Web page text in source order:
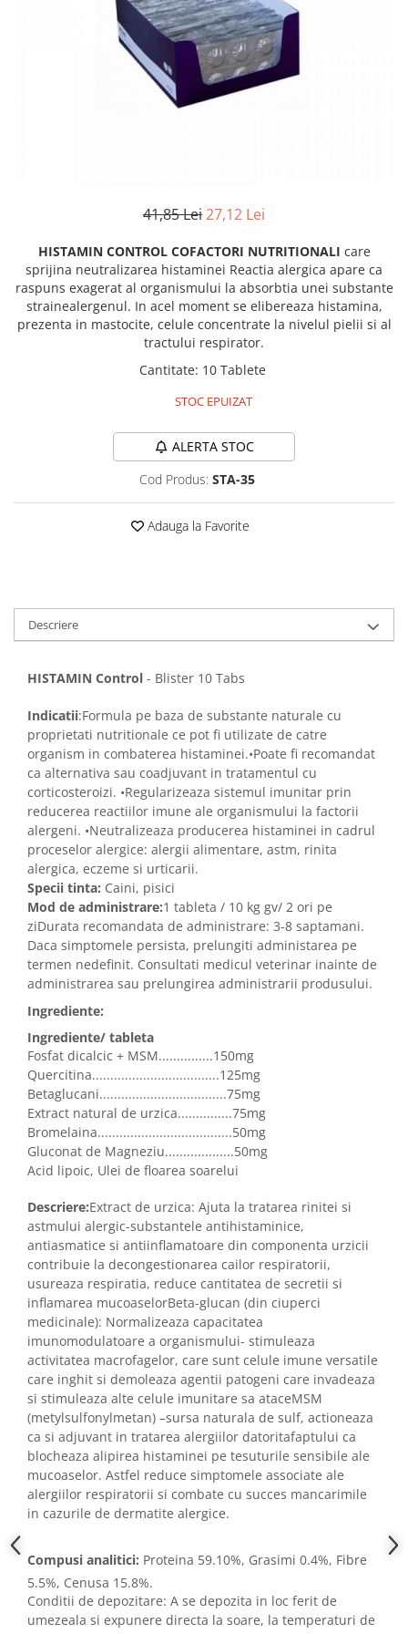
Antiparazitare interne si externe
Castroane si boluri pentru apa si
mancare
Custi transport - Caini
Hamuri, Lese si Zgarzi
Jucarii caini
Paturi, perne si cosuri pentru caini
Servetele Umede
Covorase absorbante
Igiena Catel
Antiparazitare interne si externe
Perii si descalcitoare pisici
Sampoane si Balsamuri
Solutii Atractante si repelente
Accesorii Pisici
Ansambluri de joaca, sisaluri
Lese, Hamuri si Zgarzi
Paturi, perne si cosuri pentru pisici
Recompense Delicioase
41,85 Lei27,12 Lei
HISTAMIN CONTROL COFACTORI NUTRITIONALI care
sprijina neutralizarea histaminei Reactia alergica apare ca
raspuns exagerat al organismului la absorbtia unei substante
strainealergenul. In acel moment se elibereaza histamina,
prezenta in mastocite, celule concentrate la nivelul pielii si al
tractului respirator.
Cantitate: 10 Tablete
STOC EPUIZAT
ALERTA STOC
Cod Produs: STA-35
Adauga la Favorite
Descriere
HISTAMIN Control - Blister 10 Tabs
Indicatii:Formula pe baza de substante naturale cu
proprietati nutritionale ce pot fi utilizate de catre
organism in combaterea histaminei.•Poate fi recomandat
ca alternativa sau coadjuvant in tratamentul cu
corticosteroizi. •Regularizeaza sistemul imunitar prin
reducerea reactiilor imune ale organismului la factorii
alergeni. •Neutralizeaza producerea histaminei in cadrul
proceselor alergice: alergii alimentare, astm, rinita
alergica, eczeme si urticarii.
Specii tinta: Caini, pisici
Mod de administrare:1 tableta / 10 kg gv/ 2 ori pe
ziDurata recomandata de administrare: 3-8 saptamani.
Daca simptomele persista, prelungiti administarea pe
termen nedefinit. Consultati medicul veterinar inainte de
administrarea sau prelungirea administrarii produsului.
Ingrediente:
Ingrediente/ tableta
Fosfat dicalcic + MSM...............150mg
Quercitina...................................125mg
Betaglucani...................................75mg
Extract natural de urzica...............75mg
Bromelaina.....................................50mg
Gluconat de Magneziu...................50mg
Acid lipoic, Ulei de floarea soarelui
Descriere:Extract de urzica: Ajuta la tratarea rinitei si
astmului alergic-substantele antihistaminice,
antiasmatice si antiinflamatoare din componenta urzicii
contribuie la decongestionarea cailor respiratorii,
usureaza respiratia, reduce cantitatea de secretii si
inflamarea mucoaselorBeta-glucan (din ciuperci
medicinale): Normalizeaza capacitatea
imunomodulatoare a organismului- stimuleaza
activitatea macrofagelor, care sunt celule imune versatile
care inghit si demoleaza agentii patogeni care invadeaza
si stimuleaza alte celule imunitare sa ataceMSM
(metylsulfonylmetan) –sursa naturala de sulf, actioneaza
ca si adjuvant in tratarea alergiilor datoritafaptului ca
blocheaza alipirea histaminei pe tesuturile sensibile ale
mucoaselor. Astfel reduce simptomele associate ale
alergiilor respiratorii si combate cu succes mancarimile
in cazurile de dermatite alergice.
Compusi analitici: Proteina 59.10%, Grasimi 0.4%, Fibre
5.5%, Cenusa 15.8%.
Conditii de depozitare: A se depozita in loc ferit de
umezeala si expunere directa la soare, la temperaturi de